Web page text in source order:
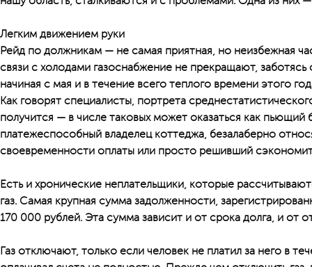
Легким движением руки
Рейд по должникам — не самая приятная, но неизбежная
связи с холодами газоснабжение не прекращают,
начиная с мая и в течение всего теплого времени этого
Как говорят специалисты, портрета
получится — в числе таковых может оказаться как пьющий
платежеспособный владелец коттеджа, безалаберно
своевременности оплаты или просто решивший
Есть и хронические неплательщики, которые
газ. Самая крупная сумма задолженности,
170 000 рублей. Эта сумма зависит и от срока долга, и от
Газ отключают, только если человек не платил за него в